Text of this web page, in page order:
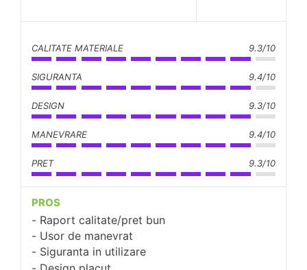
CALITATE MATERIALE 9.3/10
SIGURANTA 9.4/10
DESIGN 9.3/10
MANEVRARE 9.4/10
PRET 9.3/10
PROS
Raport calitate/pret bun
Usor de manevrat
Siguranta in utilizare